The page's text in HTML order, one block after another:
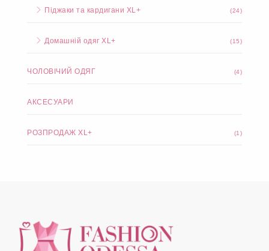
Піджаки та кардигани XL+ (24)
Домашній одяг XL+ (15)
ЧОЛОВІЧИЙ ОДЯГ (4)
АКСЕСУАРИ
РОЗПРОДАЖ XL+ (1)